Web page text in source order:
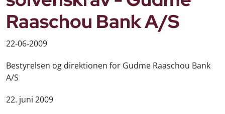
Raaschou Bank A/S
22-06-2009
Bestyrelsen og direktionen for Gudme Raaschou Bank
A/S
22. juni 2009